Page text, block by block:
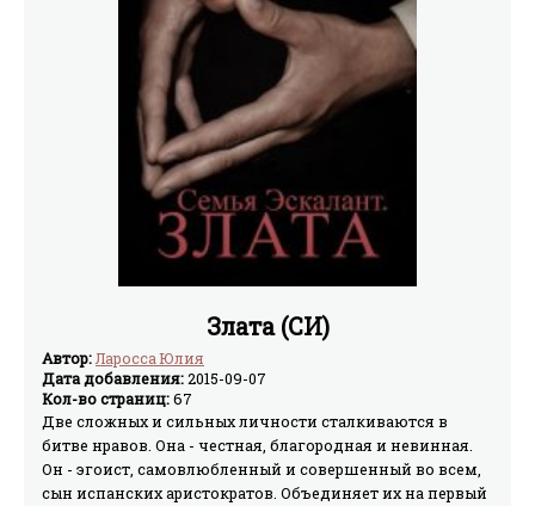
Злата (СИ)
Автор:Ларосса Юлия
Дата добавления:2015-09-07
Кол-во страниц:67
Две сложных и сильных личности сталкиваются в
битве нравов. Она - честная, благородная и невинная.
Он - эгоист, самовлюбленный и совершенный во всем,
сын испанских аристократов. Объединяет их на первый